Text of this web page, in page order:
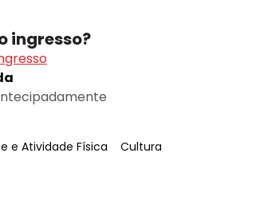
ingresso?
e Atividade Física Tag:
Cultura